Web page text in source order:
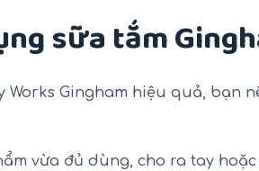
sữa tắm
Works Gingham hiệu quả, bạn
vừa đủ dùng, cho ra tay